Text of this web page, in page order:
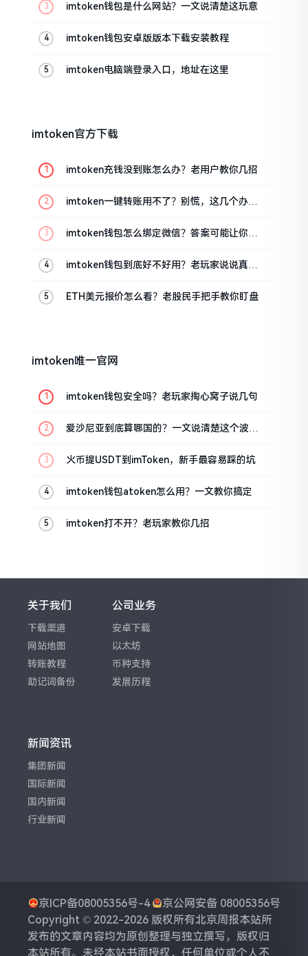
imtoken钱包是什么网站？一文说清楚这玩意
imtoken钱包安卓版版本下载安装教程
imtoken电脑端登录入口，地址在这里
imtoken官方下载
imtoken充钱没到账怎么办？老用户教你几招
imtoken一键转账用不了？别慌，这几个办法
imtoken钱包怎么绑定微信？答案可能让你失
imtoken钱包到底好不好用？老玩家说说真实
ETH美元报价怎么看？老股民手把手教你盯盘
imtoken唯一官网
imtoken钱包安全吗？老玩家掏心窝子说几句
爱沙尼亚到底算哪国的？一文说清楚这个波罗
火币提USDT到imToken，新手最容易踩的坑
imtoken钱包atoken怎么用？一文教你搞定
imtoken打不开？老玩家教你几招
关于我们
下载渠道
网站地图
转账教程
助记词备份
公司业务
安卓下载
以太坊
币种支持
发展历程
新闻资讯
集团新闻
国际新闻
国内新闻
行业新闻
京ICP备08005356号-4
京公网安备 08005356号
Copyright © 2022-2026 版权所有北京周报本站所
发布的文章内容均为原创整理与独立撰写，版权归
本站所有。未经本站书面授权，任何单位或个人不